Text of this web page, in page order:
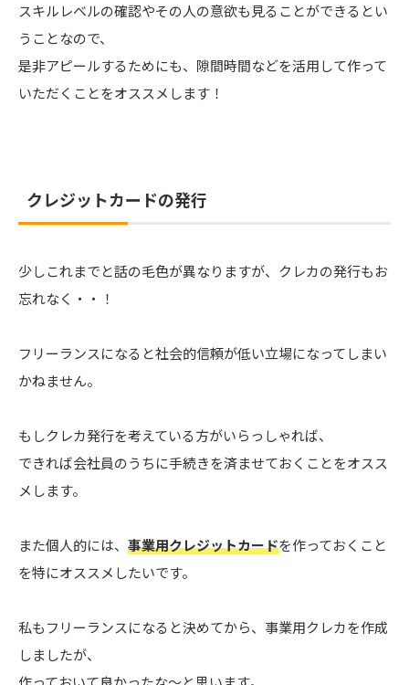
スキルレベルの確認やその人の意欲も見ることができるとい
うことなので、
是非アピールするためにも、隙間時間などを活用して作って
いただくことをオススメします！
クレジットカードの発行
少しこれまでと話の毛色が異なりますが、クレカの発行もお
忘れなく・・！
フリーランスになると社会的信頼が低い立場になってしまい
かねません。
もしクレカ発行を考えている方がいらっしゃれば、
できれば会社員のうちに手続きを済ませておくことをオスス
メします。
また個人的には、 事業用クレジットカードを作っておくこと
を特にオススメしたいです。
私もフリーランスになると決めてから、事業用クレカを作成
しましたが、